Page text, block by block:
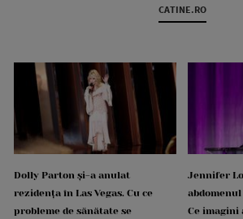
CATINE.RO
Dolly Parton și-a anulat
rezidența în Las Vegas. Cu ce
probleme de sănătate se
Jennifer
Ce imagini